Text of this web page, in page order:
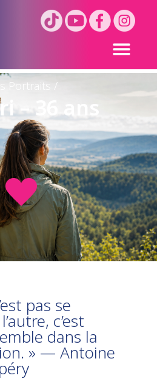
Portraits /
– 36 ans
pas se
c’est
dans la
» — Antoine